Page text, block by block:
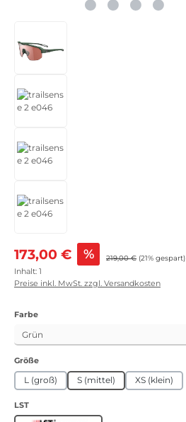
Verkaufspreis:
173,00 € % Regulärer Preis:
219,00 € (21% gespart)
Inhalt: 1
Preise inkl. MwSt. zzgl. Versandkosten
Farbeauswählen
Größeauswählen
L (groß) S (mittel) XS (klein)
LSTauswählen